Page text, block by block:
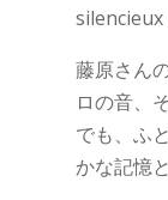
藤原さん
ロの音、
でも、ふ
かな記憶